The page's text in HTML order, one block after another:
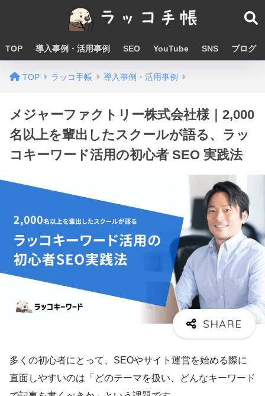
TOP 導入事例・活用事例 SEO YouTube SNS ブログ
TOP ラッコ手帳 導入事例・活用事例
メジャーファクトリー株式会社様｜2,000
名以上を輩出したスクールが語る、ラッ
コキーワード活用の初心者 SEO 実践法
多くの初心者にとって、SEOやサイト運営を始める際に
直面しやすいのは「どのテーマを扱い、どんなキーワード